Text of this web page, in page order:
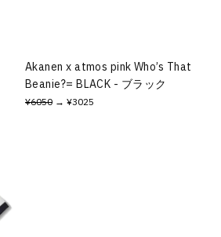
Akanen x atmos pink Who’s That
Beanie?= BLACK - ブラック
¥6050 → ¥3025